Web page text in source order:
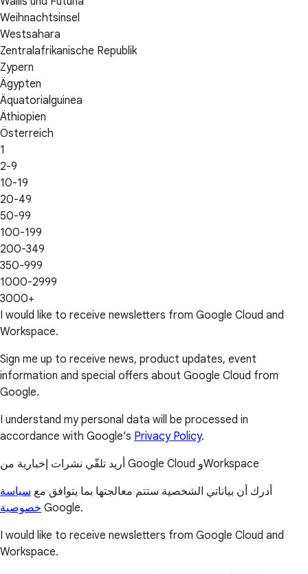
Weihnachtsinsel
Westsahara
Zentralafrikanische Republik
Zypern
Ägypten
Äquatorialguinea
Äthiopien
Österreich
1
2-9
10-19
20-49
50-99
100-199
200-349
350-999
1000-2999
3000+
I would like to receive newsletters from Google Cloud and
Workspace.
Sign me up to receive news, product updates, event
information and special offers about Google Cloud from
Google.
I understand my personal data will be processed in
accordance with Google’s Privacy Policy.
أريد تلقّي نشرات إخبارية من Google Cloud وWorkspace
أدرك أن بياناتي الشخصية ستتم معالجتها بما يتوافق مع سياسة
خصوصية Google.
I would like to receive newsletters from Google Cloud and
Workspace.